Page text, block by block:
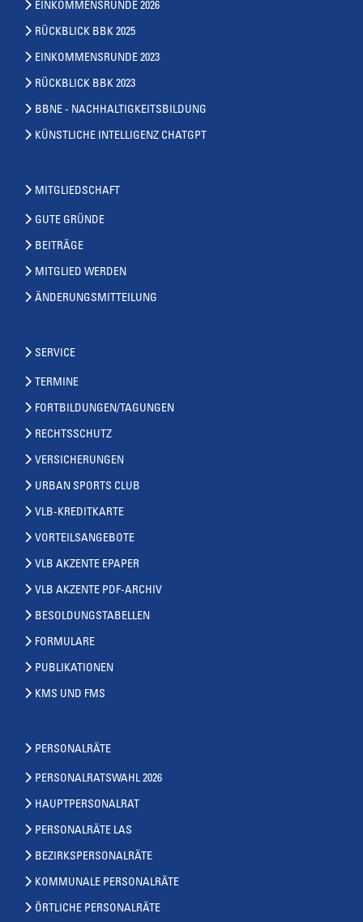
EINKOMMENSRUNDE 2026
RÜCKBLICK BBK 2025
EINKOMMENSRUNDE 2023
RÜCKBLICK BBK 2023
BBNE - NACHHALTIGKEITSBILDUNG
KÜNSTLICHE INTELLIGENZ CHATGPT
MITGLIEDSCHAFT
GUTE GRÜNDE
BEITRÄGE
MITGLIED WERDEN
ÄNDERUNGSMITTEILUNG
SERVICE
TERMINE
FORTBILDUNGEN/TAGUNGEN
RECHTSSCHUTZ
VERSICHERUNGEN
URBAN SPORTS CLUB
VLB-KREDITKARTE
VORTEILSANGEBOTE
VLB AKZENTE EPAPER
VLB AKZENTE PDF-ARCHIV
BESOLDUNGSTABELLEN
FORMULARE
PUBLIKATIONEN
KMS UND FMS
PERSONALRÄTE
PERSONALRATSWAHL 2026
HAUPTPERSONALRAT
PERSONALRÄTE LAS
BEZIRKSPERSONALRÄTE
KOMMUNALE PERSONALRÄTE
ÖRTLICHE PERSONALRÄTE